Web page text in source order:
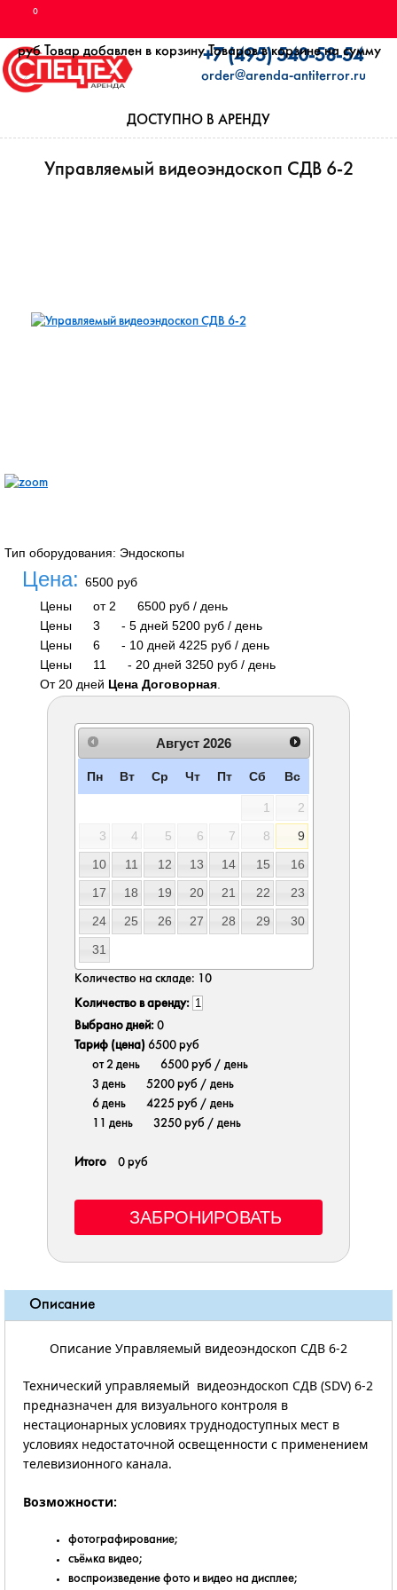
0
руб Товар добавлен в корзину Товаров в корзине на сумму
+7 (495) 540-58-54
order@arenda-antiterror.ru
ДОСТУПНО В АРЕНДУ
Управляемый видеоэндоскоп СДВ 6-2
Тип оборудования: Эндоскопы
Цена: 6500 руб
Цены
от 2 6500 руб / день
Цены
3 - 5 дней 5200 руб / день
Цены
6 - 10 дней 4225 руб / день
Цены
11 - 20 дней 3250 руб / день
От 20 дней Цена Договорная.
Август 2026
Пн Вт Ср Чт Пт Сб Вс
1
2
3
4 5 6 7 8
9
10
11 12 13 14 15
16
17
18 19 20 21 22
23
24
25 26 27 28 29
30
31
Количество на складе: 10
Количество в аренду:
Выбрано дней: 0
Тариф (цена) 6500 руб
от 2 день
6500 руб / день
3 день
5200 руб / день
6 день
4225 руб / день
11 день
3250 руб / день
Итого 0 руб
Описание
Описание Управляемый видеоэндоскоп СДВ 6-2
Технический управляемый видеоэндоскоп СДВ (SDV) 6-2
предназначен для визуального контроля в
нестационарных условиях труднодоступных мест в
условиях недостаточной освещенности с применением
телевизионного канала.
Возможности:
фотографирование;
съёмка видео;
воспроизведение фото и видео на дисплее;